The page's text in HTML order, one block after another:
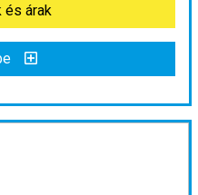
és árak
körutazás ***